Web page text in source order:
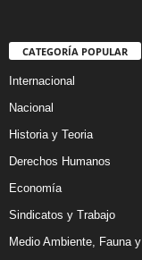
CATEGORÍA POPULAR
Internacional
Nacional
Historia y Teoria
Derechos Humanos
Economía
Sindicatos y Trabajo
Medio Ambiente, Fauna